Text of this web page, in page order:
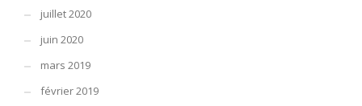
juillet 2020
juin 2020
mars 2019
février 2019